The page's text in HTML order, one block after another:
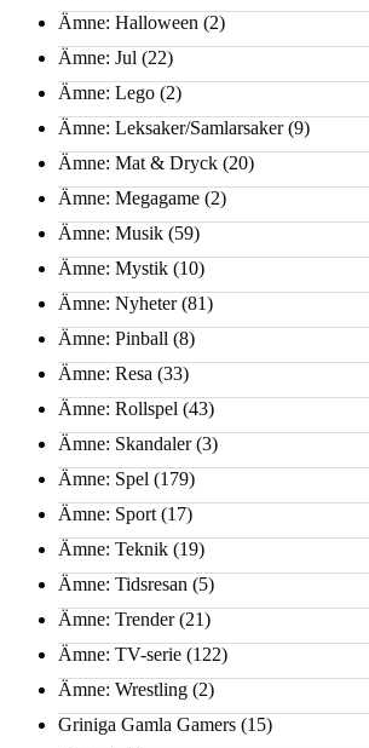
Ämne: Halloween (2)
Ämne: Jul (22)
Ämne: Lego (2)
Ämne: Leksaker/Samlarsaker(9)
Ämne: Mat & Dryck (20)
Ämne: Megagame (2)
Ämne: Musik (59)
Ämne: Mystik (10)
Ämne: Nyheter(81)
Ämne: Pinball (8)
Ämne: Resa (33)
Ämne: Rollspel (43)
Ämne: Skandaler(3)
Ämne: Spel (179)
Ämne: Sport (17)
Ämne: Teknik (19)
Ämne: Tidsresan (5)
Ämne: Trender(21)
Ämne: TV-serie (122)
Ämne: Wrestling (2)
Griniga Gamla Gamers (15)